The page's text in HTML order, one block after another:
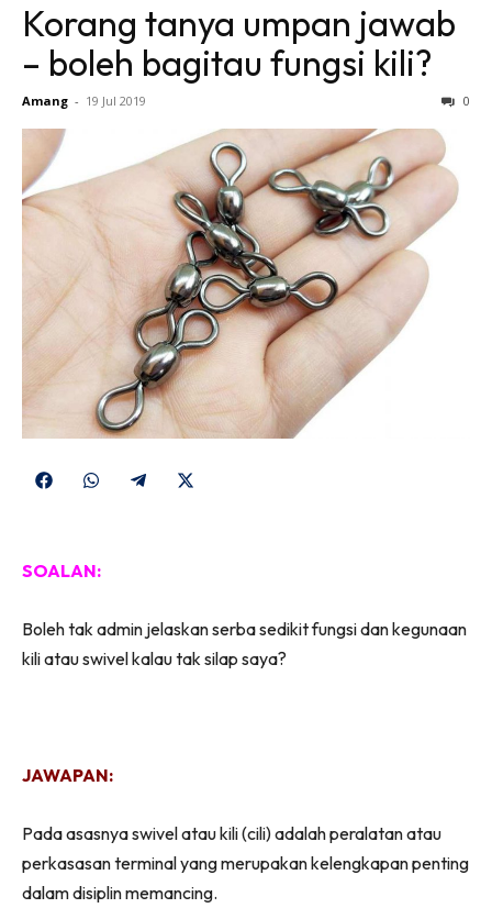
Korang tanya umpan jawab
– boleh bagitau fungsi kili?
Amang - 19 Jul 2019 0
Share
Share
Share
SOALAN:
Boleh tak admin jelaskan serba sedikit fungsi dan kegunaan
kili atau swivel kalau tak silap saya?
JAWAPAN:
Pada asasnya swivel atau kili (cili) adalah peralatan atau
perkasasan terminal yang merupakan kelengkapan penting
dalam disiplin memancing.